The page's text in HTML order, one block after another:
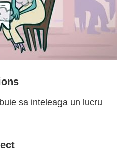
sa inteleaga un lucru